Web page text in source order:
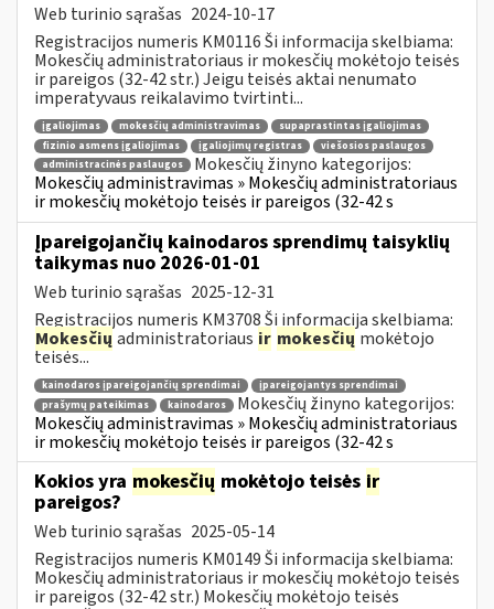
Web turinio sąrašas 2024-10-17
Registracijos numeris KM0116 Ši informacija skelbiama:
Mokesčių administratoriaus ir mokesčių mokėtojo teisės
ir pareigos (32-42 str.) Jeigu teisės aktai nenumato
imperatyvaus reikalavimo tvirtinti...
įgaliojimas mokesčių administravimas
supaprastintas įgaliojimas
fizinio asmens įgaliojimas
įgaliojimų registras
viešosios paslaugos
administracinės paslaugos
Mokesčių žinyno kategorijos:
Mokesčių administravimas » Mokesčių administratoriaus
ir mokesčių mokėtojo teisės ir pareigos (32-42 s
Įpareigojančių kainodaros sprendimų taisyklių
taikymas nuo 2026-01-01
Web turinio sąrašas 2025-12-31
Registracijos numeris KM3708 Ši informacija skelbiama:
Mokesčių administratoriaus ir mokesčių mokėtojo
teisės...
kainodaros įpareigojančių sprendimai
įpareigojantys sprendimai
prašymų pateikimas
kainodaros
Mokesčių žinyno kategorijos:
Mokesčių administravimas » Mokesčių administratoriaus
ir mokesčių mokėtojo teisės ir pareigos (32-42 s
Kokios yra mokesčių mokėtojo teisės ir
pareigos?
Web turinio sąrašas 2025-05-14
Registracijos numeris KM0149 Ši informacija skelbiama:
Mokesčių administratoriaus ir mokesčių mokėtojo teisės
ir pareigos (32-42 str.) Mokesčių mokėtojo teisės